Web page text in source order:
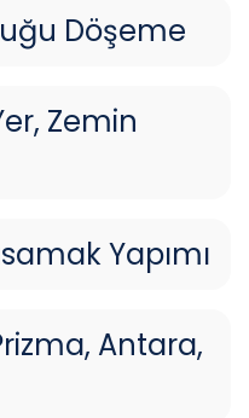
Döşeme
Zemin
Yapımı
Antara,